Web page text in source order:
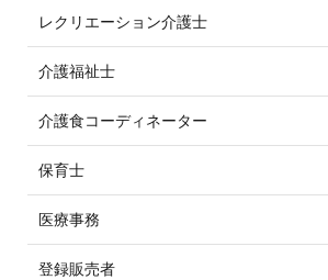
レクリエーション介護士
介護福祉士
介護食コーディネーター
保育士
医療事務
登録販売者